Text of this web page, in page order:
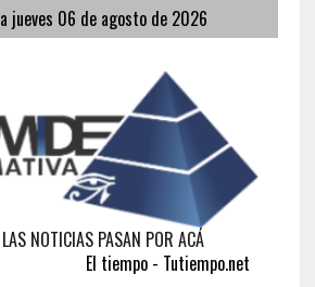
jueves 06 de agosto de 2026
NOTICIAS PASAN POR ACÁ
El tiempo - Tutiempo.net